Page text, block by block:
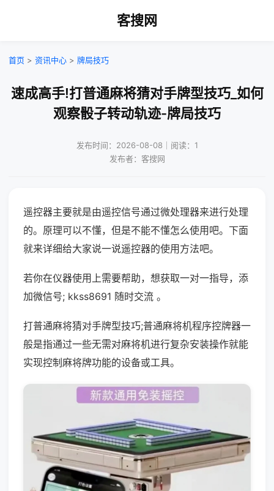
客搜网
首页 > 资讯中心 > 牌局技巧
速成高手!打普通麻将猜对手牌型技巧_如何
观察骰子转动轨迹-牌局技巧
发布时间：2026-08-08｜阅读：1
发布者：客搜网
遥控器主要就是由遥控信号通过微处理器来进行处理
的。原理可以不懂，但是不能不懂怎么使用吧。下面
就来详细给大家说一说遥控器的使用方法吧。
若你在仪器使用上需要帮助，想获取一对一指导，添
加微信号; kkss8691 随时交流 。
打普通麻将猜对手牌型技巧;普通麻将机程序控牌器一
般是指通过一些无需对麻将机进行复杂安装操作就能
实现控制麻将牌功能的设备或工具。